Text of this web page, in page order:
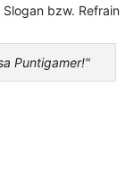
bzw. Refrain
Puntigamer!"